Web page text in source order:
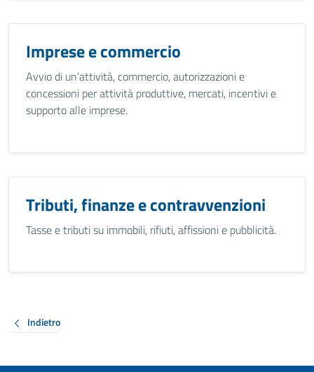
Imprese e commercio
Avvio di un’attività, commercio, autorizzazioni e
concessioni per attività produttive, mercati, incentivi e
supporto alle imprese.
Tributi, finanze e contravvenzioni
Tasse e tributi su immobili, rifiuti, affissioni e pubblicità.
Indietro